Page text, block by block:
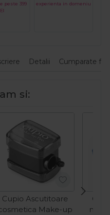
peste 399
experienta in domeniu
Detalii Cumparate
si:
Cupio Ascutitoare
Make-up